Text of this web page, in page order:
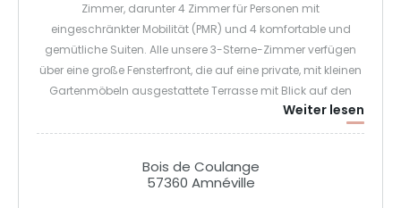
Zimmer, darunter 4 Zimmer für Personen mit
eingeschränkter Mobilität (PMR) und 4 komfortable und
gemütliche Suiten. Alle unsere 3-Sterne-Zimmer verfügen
über eine große Fensterfront, die auf eine private, mit kleinen
Gartenmöbeln ausgestattete Terrasse mit Blick auf den
Wald führt. Das Hotel Marso liegt ideal im Herzen der
Freizeitstadt Amnéville und bietet zahlreiche
den Thermen von Amnéville, dem Zoo... bieten.
Weiter lesen
Bois de Coulange
57360 Amnéville